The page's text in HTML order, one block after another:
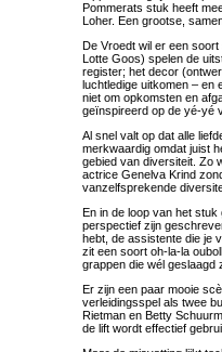
Pommerats stuk heeft
Loher. Een grootse,
De Vroedt wil er een
Lotte Goos) spelen de
register; het decor
luchtledige uitkomen – en
niet om opkomsten en
geïnspireerd op de yé-yé
Al snel valt op dat alle
merkwaardig omdat juist
gebied van diversiteit. Zo
actrice Genelva Krind
vanzelfsprekende
En in de loop van het
perspectief zijn
hebt, de assistente die je
zit een soort oh-la-la
grappen die wél geslaagd
Er zijn een paar mooie
verleidingsspel als twee
Rietman en Betty
de lift wordt effectief